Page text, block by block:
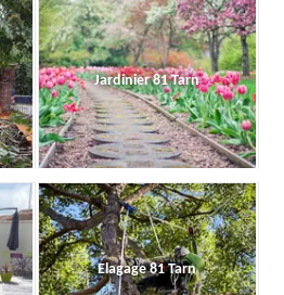
Jardinier 81 Tarn
Elagage 81 Tarn